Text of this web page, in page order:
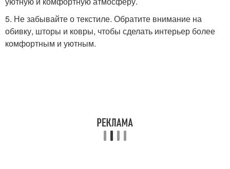
5. Не забывайте о текстиле. Обратите внимание на
обивку, шторы и ковры, чтобы сделать интерьер более
комфортным и уютным.